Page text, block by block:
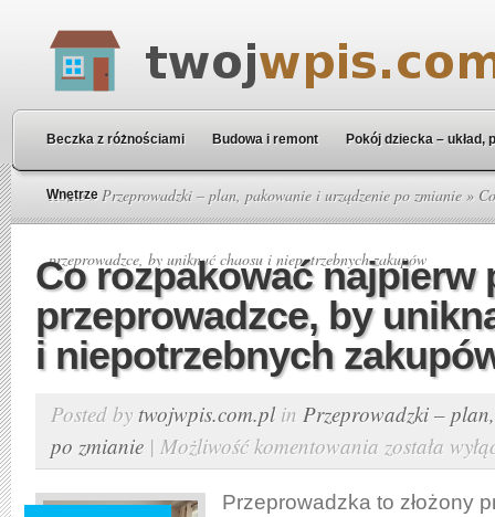
Beczka z różnościami Budowa i remont Pokój dziecka – układ,
Wnętrze
Home»Przeprowadzki – plan, pakowanie i urządzenie po zmianie »
przeprowadzce, by uniknąć chaosu i niepotrzebnych zakupów
Co rozpakować najpierw
przeprowadzce, by
i niepotrzebnych
Posted by twojwpis.com.plin Przeprowadzki –
po zmianie | Możliwość komentowania Co
rozpakować
najpierw
została
Przeprowadzka to złożony